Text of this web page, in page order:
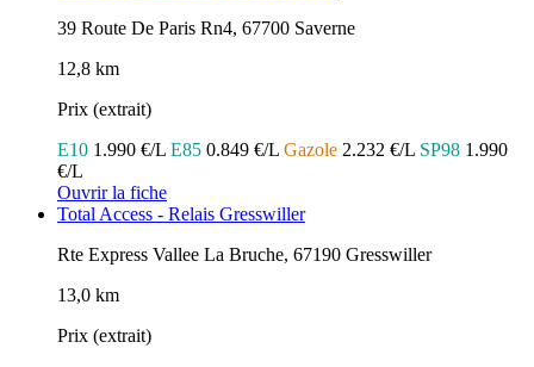
39 Route De Paris Rn4, 67700 Saverne
12,8 km
Prix (extrait)
E10 1.990 €/L E85 0.849 €/L Gazole 2.232 €/L SP98 1.990
€/L
Ouvrir la fiche
Total Access - Relais Gresswiller
Rte Express Vallee La Bruche, 67190 Gresswiller
13,0 km
Prix (extrait)